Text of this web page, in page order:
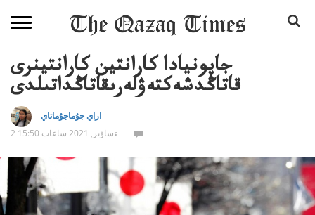
جاپونيادا كارانتين كارانتينرى
قاتاڭدشەكتەۋلەرىقاتاڭداتىلدى
اراي جۇماجۇماتاي
2 ءساۋىر, 2021 ساعات 15:50